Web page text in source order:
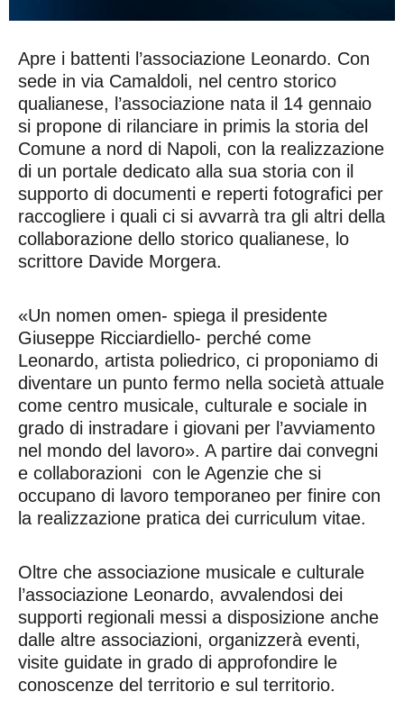
Apre i battenti l’associazione Leonardo. Con
sede in via Camaldoli, nel centro storico
qualianese, l’associazione nata il 14 gennaio
si propone di rilanciare in primis la storia del
Comune a nord di Napoli, con la realizzazione
di un portale dedicato alla sua storia con il
supporto di documenti e reperti fotografici per
raccogliere i quali ci si avvarrà tra gli altri della
collaborazione dello storico qualianese, lo
scrittore Davide Morgera.
«Un nomen omen- spiega il presidente
Giuseppe Ricciardiello- perché come
Leonardo, artista poliedrico, ci proponiamo di
diventare un punto fermo nella società attuale
come centro musicale, culturale e sociale in
grado di instradare i giovani per l’avviamento
nel mondo del lavoro». A partire dai convegni
e collaborazioni con le Agenzie che si
occupano di lavoro temporaneo per finire con
la realizzazione pratica dei curriculum vitae.
Oltre che associazione musicale e culturale
l’associazione Leonardo, avvalendosi dei
supporti regionali messi a disposizione anche
dalle altre associazioni, organizzerà eventi,
visite guidate in grado di approfondire le
conoscenze del territorio e sul territorio.